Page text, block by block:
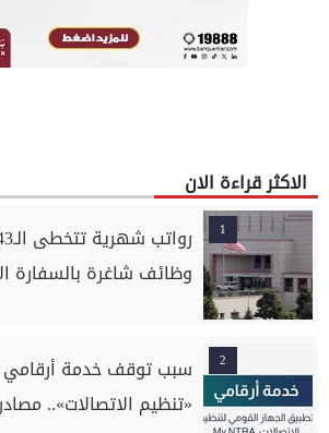
الاكثر قراءة الان
1
وظائف شاغرة بالسفارة
2
سبب توقف خدمة
«تنظيم الاتصالات»..